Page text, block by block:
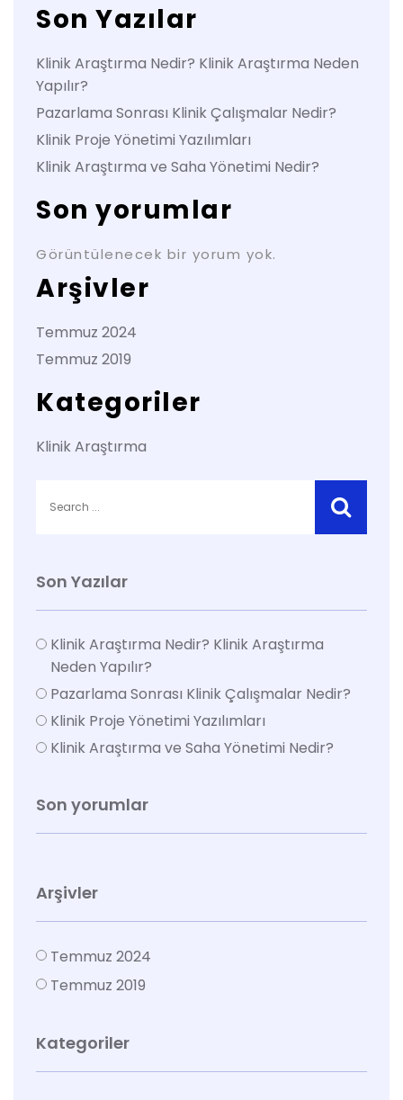
Son Yazılar
Klinik Araştırma Nedir? Klinik Araştırma Neden
Yapılır?
Pazarlama Sonrası Klinik Çalışmalar Nedir?
Klinik Proje Yönetimi Yazılımları
Klinik Araştırma ve Saha Yönetimi Nedir?
Son yorumlar
Görüntülenecek bir yorum yok.
Arşivler
Temmuz 2024
Temmuz 2019
Kategoriler
Klinik Araştırma
Son Yazılar
Klinik Araştırma Nedir? Klinik Araştırma
Neden Yapılır?
Pazarlama Sonrası Klinik Çalışmalar Nedir?
Klinik Proje Yönetimi Yazılımları
Klinik Araştırma ve Saha Yönetimi Nedir?
Son yorumlar
Arşivler
Temmuz 2024
Temmuz 2019
Kategoriler